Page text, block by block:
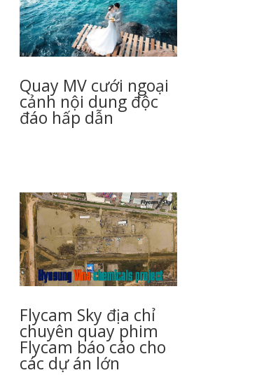
Quay MV cưới ngoại
cảnh nội dung độc
đáo hấp dẫn
Flycam Sky địa chỉ
chuyên quay phim
Flycam báo cáo cho
các dự án lớn